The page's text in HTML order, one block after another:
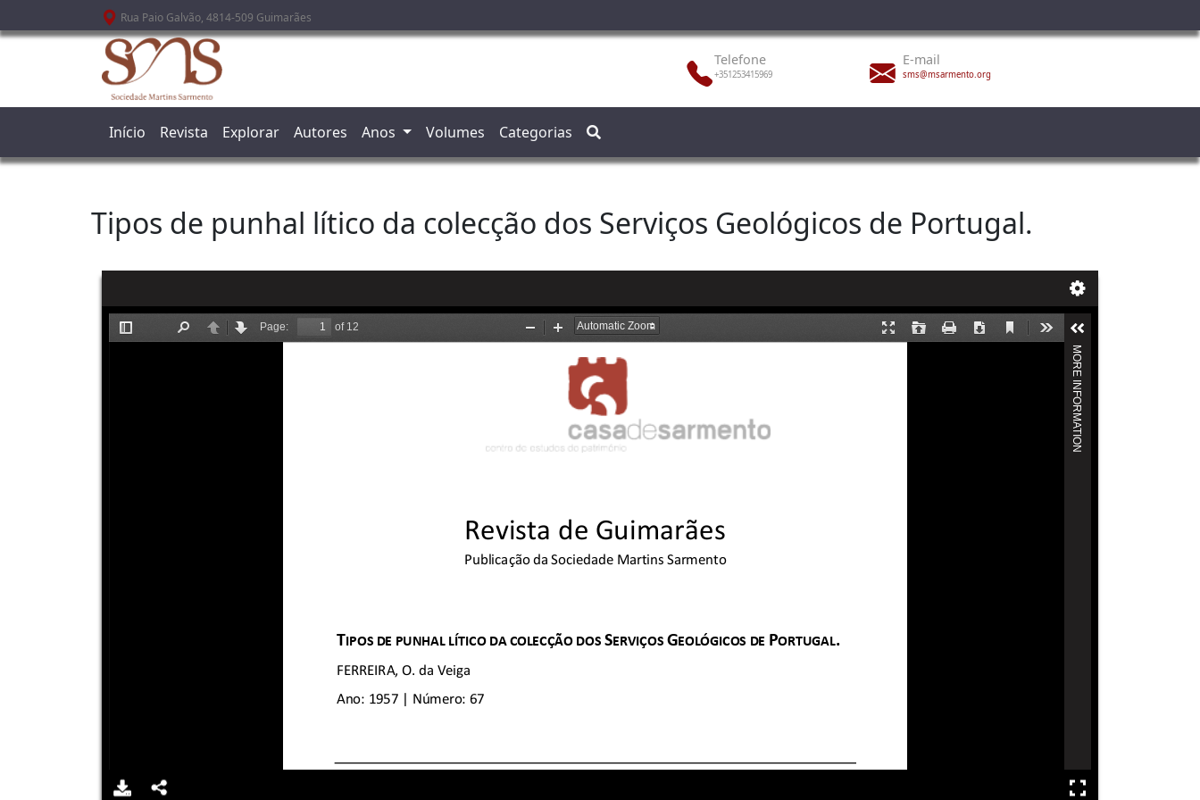
Passar para o conteúdo principal
Rua Paio Galvão, 4814-509 Guimarães
Telefone
+351253415969
E-mail
sms@msarmento.org
Início Revista Explorar Autores Anos Volumes Categorias
Tipos de punhal lítico da colecção dos Serviços Geológicos de Portugal.